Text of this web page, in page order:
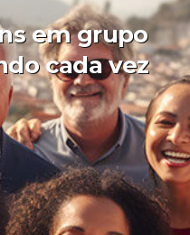
em grupo
cada vez